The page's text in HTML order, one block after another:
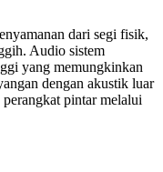
dari segi fisik,
Audio sistem
yang memungkinkan
dengan akustik luar
pintar melalui